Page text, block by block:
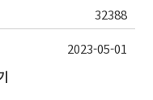
32388
2023-05-01